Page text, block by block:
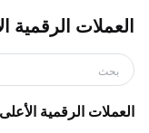
العملات الرقمية
بحث
العملات الرقمية